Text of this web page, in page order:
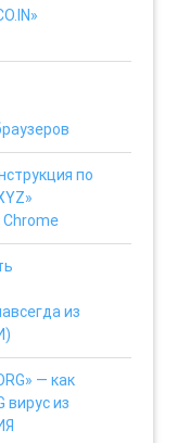
по
Chrome
из
— как
вирус из